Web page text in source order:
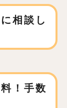
相談し
！手数